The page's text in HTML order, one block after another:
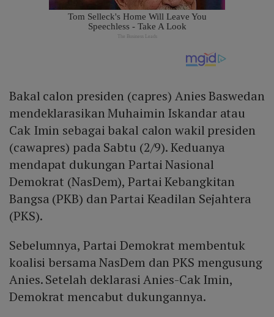
Bakal calon presiden (capres) Anies Baswedan
mendeklarasikan Muhaimin Iskandar atau
Cak Imin sebagai bakal calon wakil presiden
(cawapres) pada Sabtu (2/9). Keduanya
mendapat dukungan Partai Nasional
Demokrat (NasDem), Partai Kebangkitan
Bangsa (PKB) dan Partai Keadilan Sejahtera
(PKS).
Sebelumnya, Partai Demokrat membentuk
koalisi bersama NasDem dan PKS mengusung
Anies. Setelah deklarasi Anies-Cak Imin,
Demokrat mencabut dukungannya.